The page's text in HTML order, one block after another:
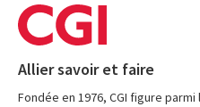
Allier savoir et faire
Fondée en 1976, CGI figure